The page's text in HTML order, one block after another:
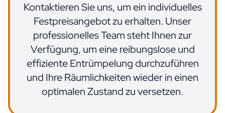
Kontaktieren Sie uns, um ein individuelles
Festpreisangebot zu erhalten. Unser
professionelles Team steht Ihnen zur
Verfügung, um eine reibungslose und
effiziente Entrümpelung durchzuführen
und Ihre Räumlichkeiten wieder in einen
optimalen Zustand zu versetzen.